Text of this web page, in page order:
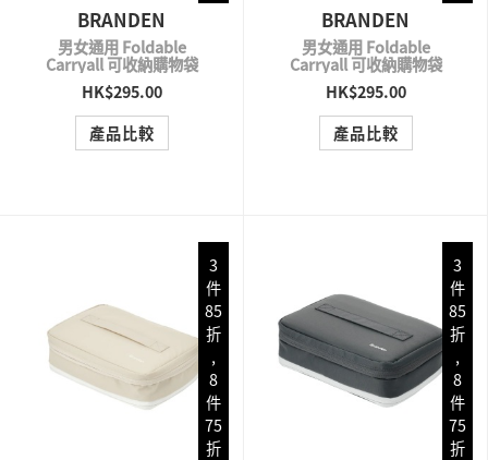
QUICK VIEW
BRANDEN
男女通用 Foldable
Carryall 可收納購物袋
HK$295.00
產品比較
QUICK VIEW
BRANDEN
男女通用 Foldable
Carryall 可收納購物袋
HK$295.00
產品比較
3
件
85
折
,
8
件
75
折
3
件
85
折
,
8
件
75
折